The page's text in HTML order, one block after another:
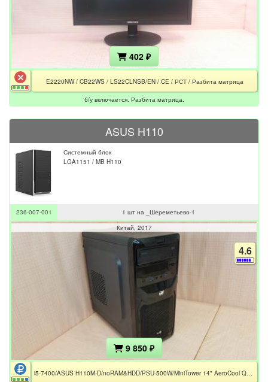
402 ₽
E2220NW / CB22WS / LS22CLNSB/EN / CE / РСТ / Разбита матрица
б/у включается. Разбита матрица.
ASUS H110
Системный блок
LGA1151 / MB H110
236-007-001
1 шт на _Шереметьево-1
Китай 2017
4.6
9 850 ₽
i5-7400/ASUS H110M-D/noRAM&HDD/PSU-500W/MiniTower 14" AeroCool Qs-183